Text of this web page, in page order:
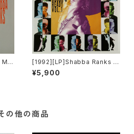
[1992][LP]Shabba Ranks –
Rough & Ready Vol.1 [Epic]
¥5,900
の他の商品